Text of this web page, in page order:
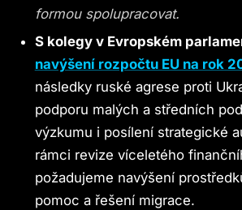
formou spolupracovat.
S kolegy v Evropském
navýšení rozpočtu EU na rok
následky ruské agrese proti
podporu malých a středních
výzkumu i posílení strategické
rámci revize víceletého
požadujeme navýšení
pomoc a řešení migrace.